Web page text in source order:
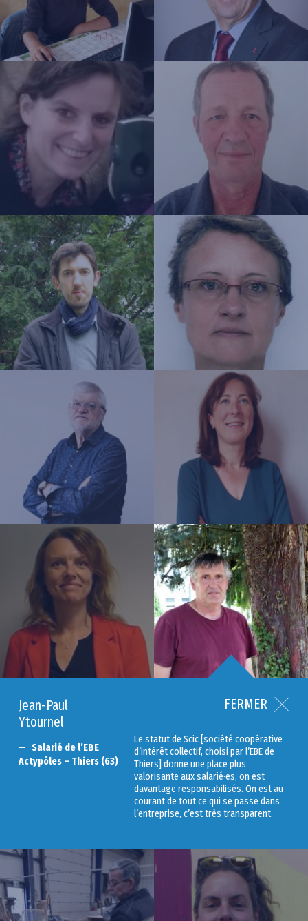
Jean-Paul
Ytournel
Salarié de l’EBE
Actypôles – Thiers (63)
FERMER
Le statut de Scic [société coopérative
d’intérêt collectif, choisi par l’EBE de
Thiers] donne une place plus
valorisante aux salarié·es, on est
davantage responsabilisés. On est au
courant de tout ce qui se passe dans
l’entreprise, c’est très transparent.